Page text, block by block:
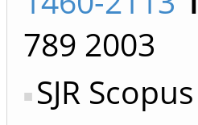
789 2003
SJR